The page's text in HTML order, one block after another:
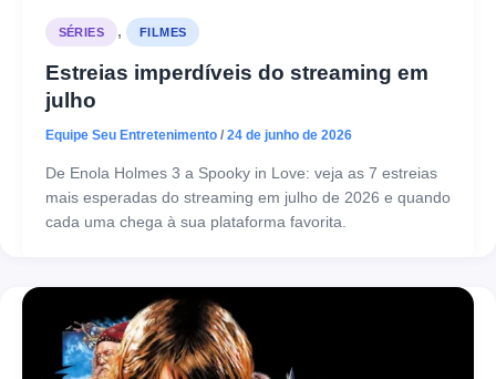
SÉRIES , FILMES
Estreias imperdíveis do streaming em
julho
Equipe Seu Entretenimento / 24 de junho de 2026
De Enola Holmes 3 a Spooky in Love: veja as 7 estreias
mais esperadas do streaming em julho de 2026 e quando
cada uma chega à sua plataforma favorita.